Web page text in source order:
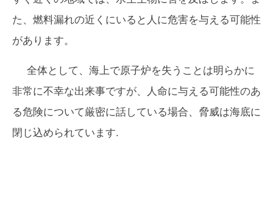
た、燃料漏れの近くにいると人に危害を与える可能性
があります。
全体として、海上で原子炉を失うことは明らかに
非常に不幸な出来事ですが、人命に与える可能性のあ
る危険について厳密に話している場合、脅威は海底に
閉じ込められています.